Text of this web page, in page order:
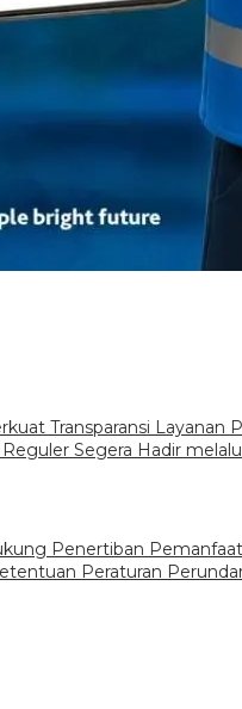
Transparansi Layanan
Segera Hadir
Penertiban
Peraturan